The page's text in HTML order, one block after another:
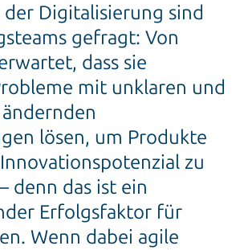
Digitalisierung sind
gefragt: Von
dass sie
mit unklaren und
lösen, um Produkte
zu
denn das ist ein
Erfolgsfaktor für
Wenn dabei agile